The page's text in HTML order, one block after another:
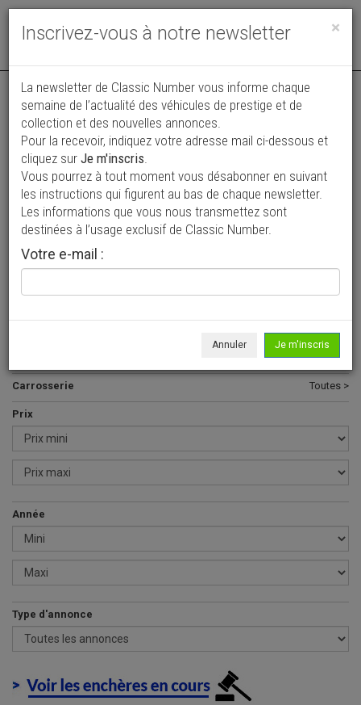
Toggle
Vos annonces vues par
plus de 4 millions de collectionneurs
Ajouter une annonce
> Rechercher un véhicule
Tous >
Carrosserie Toutes >
Prix
Année
Type d'annonce
×
Inscrivez-vous à notre newsletter
La newsletter de Classic Number vous informe chaque
semaine de l’actualité des véhicules de prestige et de
collection et des nouvelles annonces.
Pour la recevoir, indiquez votre adresse mail ci-dessous et
cliquez sur Je m'inscris.
Vous pourrez à tout moment vous désabonner en suivant
les instructions qui figurent au bas de chaque newsletter.
Les informations que vous nous transmettez sont
destinées à l’usage exclusif de Classic Number.
Votre e-mail :
Annuler Je m'inscris